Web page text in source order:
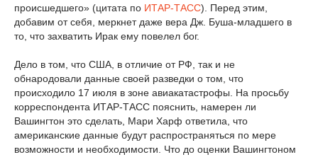
происшедшего» (цитата по ИТАР-ТАСС). Перед этим,
добавим от себя, меркнет даже вера Дж. Буша-младшего в
то, что захватить Ирак ему повелел бог.
Дело в том, что США, в отличие от РФ, так и не
обнародовали данные своей разведки о том, что
происходило 17 июля в зоне авиакатастрофы. На просьбу
корреспондента ИТАР-ТАСС пояснить, намерен ли
Вашингтон это сделать, Мари Харф ответила, что
американские данные будут распространяться по мере
возможности и необходимости. Что до оценки Вашингтоном